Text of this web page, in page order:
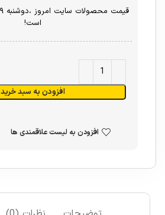
است!
افزودن به سبد خرید
افزودن به لیست علاقمندی ها